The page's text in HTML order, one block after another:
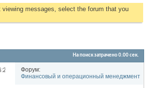
messages, select the forum that you
На поиск затрачено0.00сек.
Форум:
Финансовый и операционный менеджмент